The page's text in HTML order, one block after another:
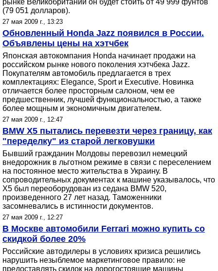
рынке Великобритании он будет стоить от 49 999 фунтов
(79 051 долларов).
27 мая 2009 г., 13:23
Обновленный Honda Jazz появился в России.
Объявлены цены на хэтчбек
Японская автокомпания Honda начинает продажи на
российском рынке нового поколения хэтчбека Jazz.
Покупателям автомобиль предлагается в трех
комплектациях: Elegance, Sport и Executive. Новинка
отличается более просторным салоном, чем ее
предшественник, лучшей функциональностью, а также
более мощным и экономичным двигателем.
27 мая 2009 г., 12:47
BMW X5 пытались перевезти через границу, как
"переделку" из старой легковушки
Бывший гражданин Молдовы перевозил немецкий
внедорожник в льготном режиме в связи с переселением
на постоянное место жительства в Украину. В
сопроводительных документах к машине указывалось, что
X5 был переоборудован из седана BMW 520,
произведенного 27 лет назад. Таможенники
засомневались в истинности документов.
27 мая 2009 г., 12:27
В Москве автомобили Ferrari можно купить со
скидкой более 20%
Российские автодилеры в условиях кризиса решились
нарушить незыблемое маркетинговое правило: не
предоставлять скидок на дорогостоящие машины